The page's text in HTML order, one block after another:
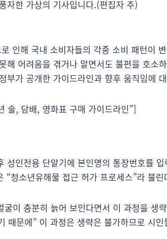
자한 가상의 기사입니다.(편집자 주)
인해 국내 소비자들의 각종 소비 패턴이
해 어려움을 겪거나 알면서도 불편을 호소
부가 공개한 가이드라인과 향후 움직임에
, 담배, 영화표 구매 가이드라인”]
성인전용 단말기에 본인명의 통장번호를
“청소년유해물 접근 허가 프로세스”라 불린
이 충분히 늙어 보인다면서 이 과정을 생
때문에” 이 과정은 생략은 불가하므로 시